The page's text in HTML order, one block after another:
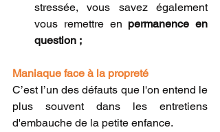
stressée, vous savez également
vous remettre en permanence en
question ;
Maniaque face à la propreté
C’est l’un des défauts que l'on entend le
plus souvent dans les entretiens
d'embauche de la petite enfance.